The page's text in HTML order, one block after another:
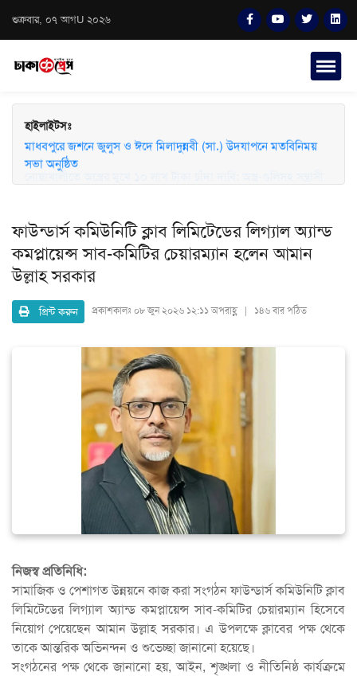
শুক্রবার, ০৭ আগU ২০২৬
হাইলাইটসঃ
মাধবপুরে জশনে জুলুস ও ঈদে মিলাদুন্নবী (সা.) উদযাপনে মতবিনিময়
সভা অনুষ্ঠিত
ফাউন্ডার্স কমিউনিটি ক্লাব লিমিটেডের লিগ্যাল অ্যান্ড
কমপ্লায়েন্স সাব-কমিটির চেয়ারম্যান হলেন আমান
উল্লাহ সরকার
প্রিন্ট করুন প্রকাশকালঃ ০৮ জুন ২০২৬ ১২:১১ অপরাহ্ণ | ১৪৬ বার পঠিত
নিজস্ব প্রতিনিধি:
সামাজিক ও পেশাগত উন্নয়নে কাজ করা সংগঠন ফাউন্ডার্স কমিউনিটি ক্লাব
লিমিটেডের লিগ্যাল অ্যান্ড কমপ্লায়েন্স সাব-কমিটির চেয়ারম্যান হিসেবে
নিয়োগ পেয়েছেন আমান উল্লাহ সরকার। এ উপলক্ষে ক্লাবের পক্ষ থেকে
তাকে আন্তরিক অভিনন্দন ও শুভেচ্ছা জানানো হয়েছে।
সংগঠনের পক্ষ থেকে জানানো হয়, আইন, শৃঙ্খলা ও নীতিনিষ্ঠ কার্যক্রমে